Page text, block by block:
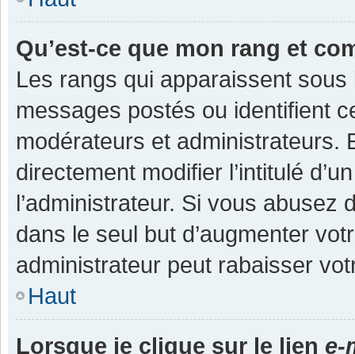
Qu’est-ce que mon rang et
Les rangs qui apparaissent
messages postés ou identifient
modérateurs et administrateurs.
directement modifier l’intitulé
l’administrateur. Si vous
dans le seul but d’augmenter
administrateur peut rabaisser
Haut
Lorsque je clique sur le lien e-